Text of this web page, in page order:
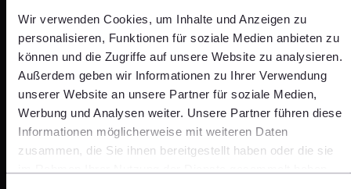
Wir verwenden Cookies, um Inhalte und Anzeigen zu
personalisieren, Funktionen für soziale Medien anbieten zu
können und die Zugriffe auf unsere Website zu analysieren.
Außerdem geben wir Informationen zu Ihrer Verwendung
unserer Website an unsere Partner für soziale Medien,
Werbung und Analysen weiter. Unsere Partner führen diese
Informationen möglicherweise mit weiteren Daten
zusammen, die Sie ihnen bereitgestellt haben oder die sie
Paris (FR)
09.09.2026
Herunterladen.ics
Baader Investment Conference 2026,